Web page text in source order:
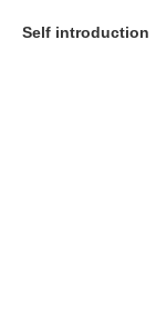
Self introduction